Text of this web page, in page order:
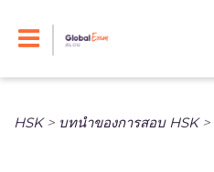
HSK> บท​นำ​ของการ​สอบ HSK>